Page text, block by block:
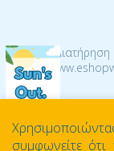
© 2026 Διατήρηση
https://
συμφωνείτε